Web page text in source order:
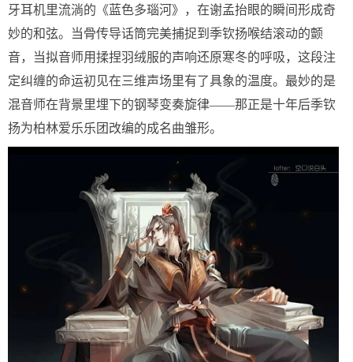
牙耳机里流淌的《蓝色多瑙河》，在谢孟抬眼的瞬间形成奇
妙的和弦。当骨传导话筒完美捕捉到季钦扬喉结滚动的颤
音，当拟音师用揉捏羽绒服的声响还原寒冬的呼吸，这段注
定纠缠的命运初见在三维声场里有了具象的温度。最妙的是
混音师在背景里埋下的钢琴变奏旋律——那正是十年后季钦
扬为柏林爱乐乐团改编的成名曲雏形。